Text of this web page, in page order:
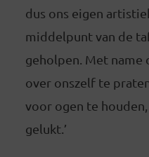
dus ons eigen
middelpunt van de
geholpen. Met
over onszelf te
voor ogen te
gelukt.’